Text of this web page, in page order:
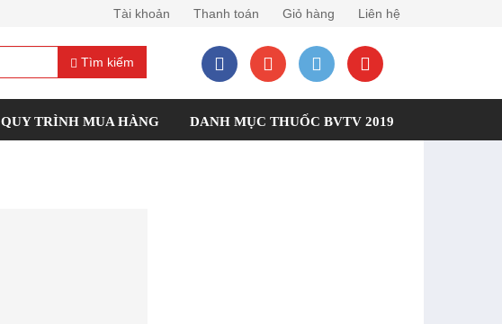
Tài khoản Thanh toán Giỏ hàng Liên hệ
Tìm kiếm
QUY TRÌNH MUA HÀNG DANH MỤC THUỐC BVTV 2019